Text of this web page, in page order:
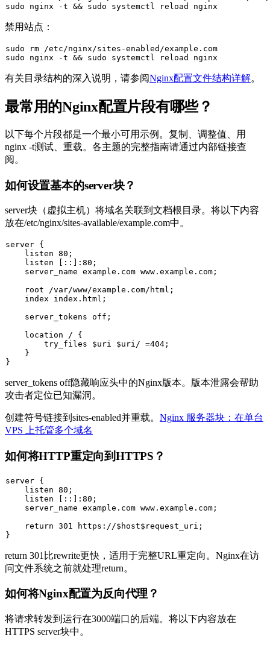
sudo nginx -t && sudo
禁用站点：
sudo rm
sudo nginx -t && sudo
有关目录结构的深入说明，请参阅Nginx配置文件结构详解。
最常用的Nginx配置片段有哪些？
以下每个片段都是一个最小可用示例。复制、调整值、用
nginx -t测试、重载。各主题的完整指南请通过内部链接查
阅。
如何设置基本的server块？
server块（虚拟主机）将域名关联到文档根目录。将以下内容
放在/etc/nginx/sites-available/example.com中。
server {
    listen 80;
    listen [::]:80;
    server_name example.com www.example.com;
    root /var/www/example.com/html;
    index index.html;
    server_tokens off;
    location / {
        try_files $uri $uri/ =404;
    }
server_tokens off隐藏响应头中的Nginx版本。版本泄露会帮助
攻击者定位已知漏洞。
创建符号链接到sites-enabled并重载。 Nginx 服务器块：在单台
VPS 上托管多个域名
如何将HTTP重定向到HTTPS？
server {
    listen 80;
    listen [::]:80;
    server_name example.com www.example.com;
    return 301 https://$host$request_uri;
return 301 比rewrite更快，适用于完整URL重定向。Nginx在访
问文件系统之前就处理return。
如何将Nginx配置为反向代理？
将请求转发到运行在3000端口的后端。将以下内容放在
HTTPS server块中。